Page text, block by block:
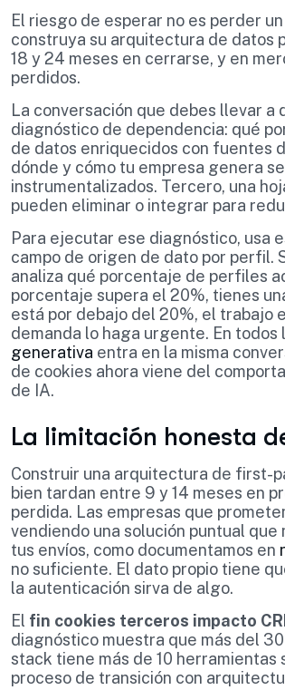
El riesgo de esperar no es perder
construya su arquitectura de datos
18 y 24 meses en cerrarse, y en
perdidos.
La conversación que debes llevar
diagnóstico de dependencia: qué
de datos enriquecidos con fuentes
dónde y cómo tu empresa genera
instrumentalizados. Tercero, una
pueden eliminar o integrar para
Para ejecutar ese diagnóstico, usa
campo de origen de dato por perfil.
analiza qué porcentaje de perfiles
porcentaje supera el 20%, tienes
está por debajo del 20%, el trabajo
demanda lo haga urgente. En todos
generativa entra en la misma
de cookies ahora viene del
de IA.
La limitación honesta
Construir una arquitectura de first-
bien tardan entre 9 y 14 meses en
perdida. Las empresas que
vendiendo una solución puntual
tus envíos, como documentamos en
no suficiente. El dato propio tiene
la autenticación sirva de algo.
El fin cookies terceros impacto
diagnóstico muestra que más del
stack tiene más de 10 herramientas
proceso de transición con